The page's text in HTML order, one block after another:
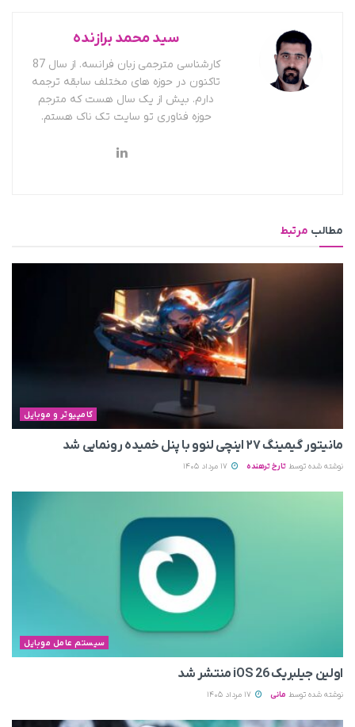
سید محمد برازنده
کارشناسی مترجمی زبان فرانسه. از سال 87
تاکنون در حوزه های مختلف سابقه ترجمه
دارم. بیش از یک سال هست که مترجم
حوزه فناوری تو سایت تک ناک هستم.
مطالب مرتبط
کامپیوتر و موبایل
مانیتور گیمینگ ۲۷ اینچی لنوو با پنل خمیده رونمایی شد
نوشته شده توسط تارخ ترهنده
سیستم عامل موبایل
اولین جیلبریک iOS 26 منتشر شد
نوشته شده توسط مانی